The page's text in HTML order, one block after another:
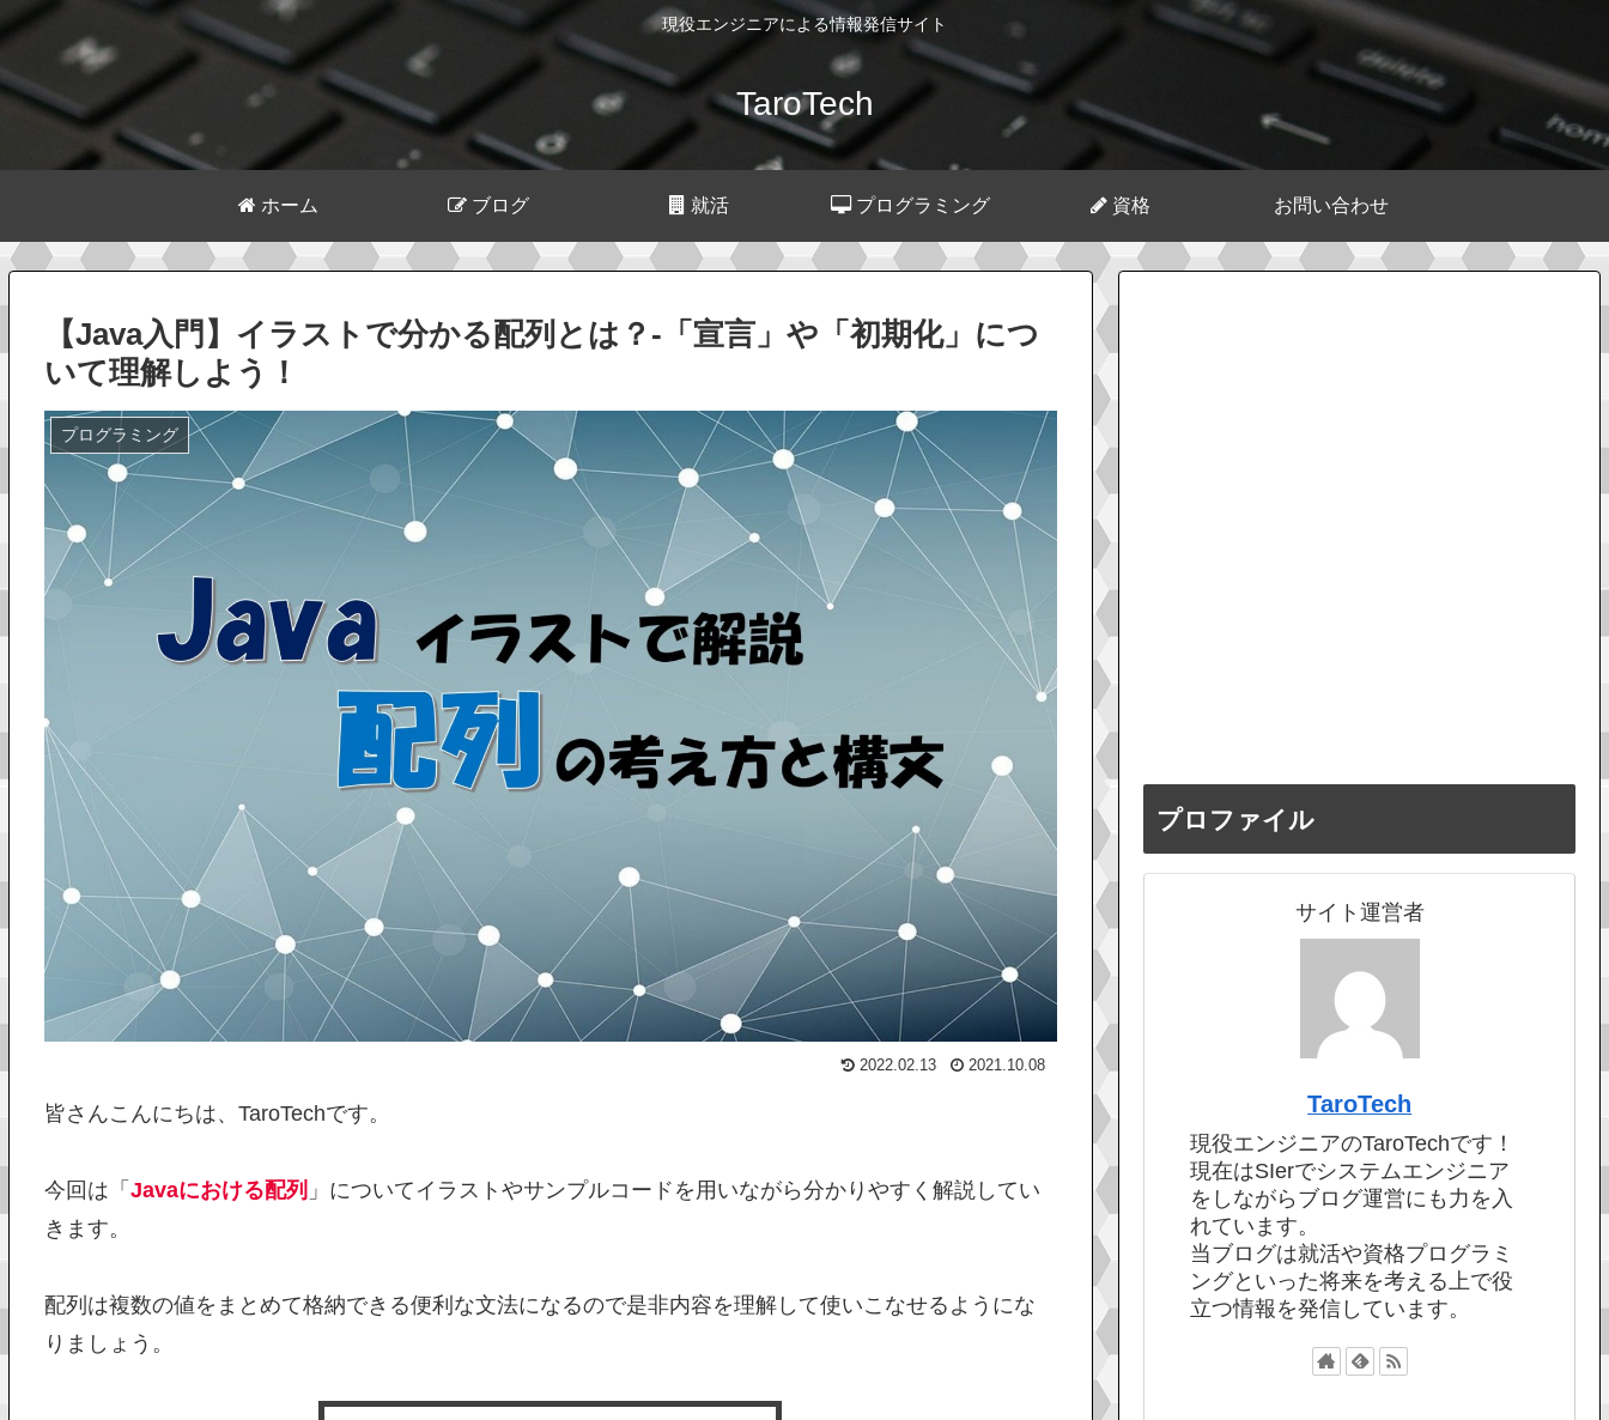
現役エンジニアによる情報発信サイト
TaroTech
ホーム ブログ 就活 プログラミング 資格 お問い合わせ
【Java入門】イラストで分かる配列とは？-「宣言」や「初期化」につ
いて理解しよう！
プログラミング
2022.02.13 2021.10.08
皆さんこんにちは、TaroTechです。
今回は「 Javaにおける配列 」についてイラストやサンプルコードを用いながら分かりやすく解説してい
きます。
配列は複数の値をまとめて格納できる便利な文法になるので是非内容を理解して使いこなせるようにな
りましょう。
プロファイル
サイト運営者
TaroTech
現役エンジニアのTaroTechです！
現在はSIerでシステムエンジニア
をしながらブログ運営にも力を入
れています。
当ブログは就活や資格プログラミ
ングといった将来を考える上で役
立つ情報を発信しています。